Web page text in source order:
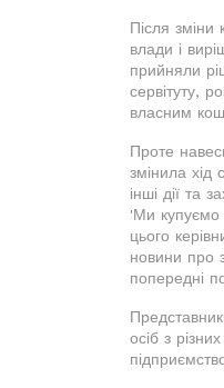
Після
влади і
прийняли
сервітуту,
власним
Проте
змінила хід
інші дії та
'Ми купуємо
цього
новини про
попередні
осіб з